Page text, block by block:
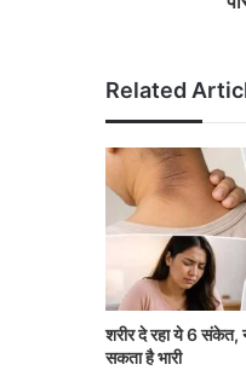
Related
शरीर दे रहा ये 6
सकता है भारी